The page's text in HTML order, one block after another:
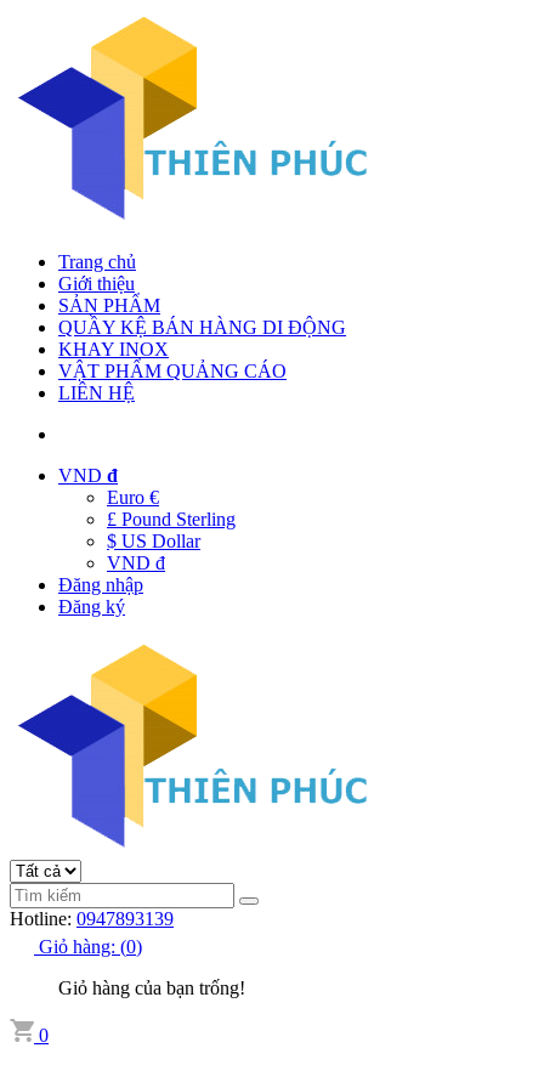
Trang chủ
Giới thiệu
SẢN PHẨM
QUẦY KỆ BÁN HÀNG DI ĐỘNG
KHAY INOX
VẬT PHẨM QUẢNG CÁO
LIÊN HỆ
VND đ
Euro €
£ Pound Sterling
$ US Dollar
VND đ
Đăng nhập
Đăng ký
Hotline: 0947893139
Giỏ hàng: (0)
Giỏ hàng của bạn trống!
0